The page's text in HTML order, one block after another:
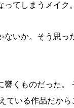
てしまうメイク。
いか。そう思
くものだった
ている作品だか